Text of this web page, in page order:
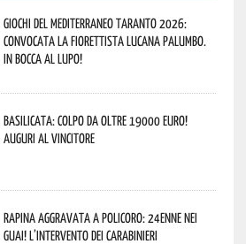
Giochi del Mediterraneo Taranto 2026:
convocata la fiorettista lucana Palumbo.
In bocca al lupo!
Basilicata: colpo da oltre 19000 Euro!
Auguri al vincitore
Rapina aggravata a Policoro: 24enne nei
guai! L’intervento dei Carabinieri